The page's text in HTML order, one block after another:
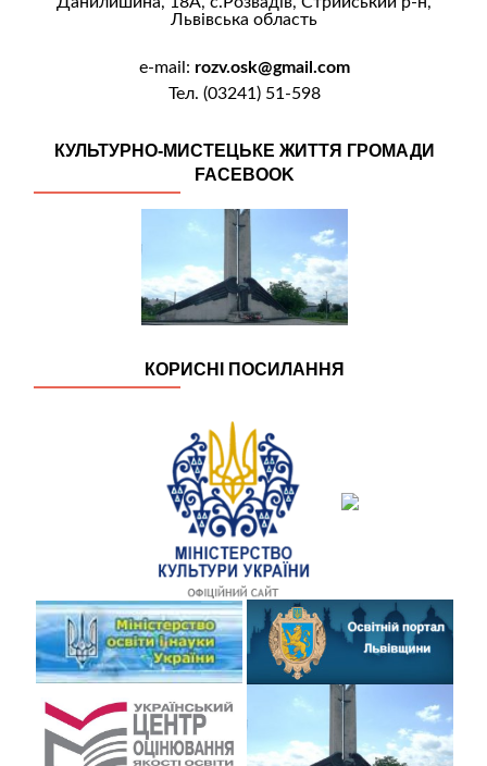
Львівська область
e-mail: rozv.osk@gmail.com
Тел. (03241) 51-598
КУЛЬТУРНО-МИСТЕЦЬКЕ ЖИТТЯ ГРОМАДИ
FACEBOOK
КОРИСНІ ПОСИЛАННЯ